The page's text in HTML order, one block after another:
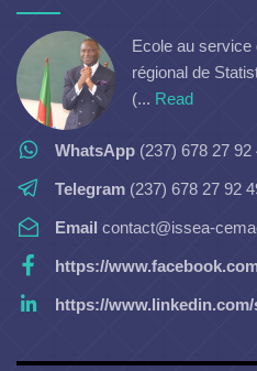
Ecole au service
régional de
(... Read
WhatsApp (237) 678 27 92
Telegram (237) 678 27 92
Email contact@issea-
https://
https://